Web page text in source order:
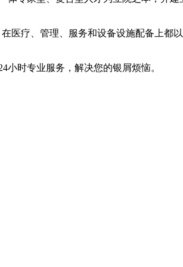
医疗、管理、服务和设备设施配备上都
小时专业服务，解决您的银屑烦恼。